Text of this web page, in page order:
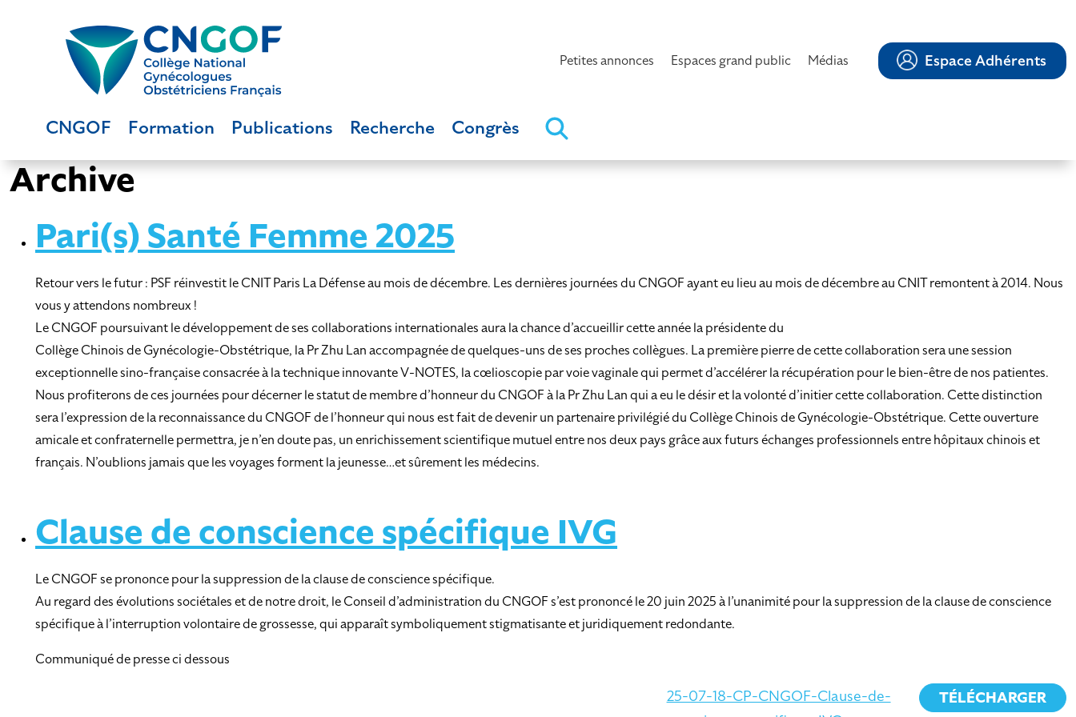
Petites annonces Espaces grand public Médias Espace Adhérents
CNGOF Formation Publications Recherche Congrès
Archive
Pari(s) Santé Femme 2025
Retour vers le futur : PSF réinvestit le CNIT Paris La Défense au mois de décembre. Les dernières journées du CNGOF ayant eu lieu au mois de décembre au CNIT remontent à 2014. Nous
vous y attendons nombreux !
Le CNGOF poursuivant le développement de ses collaborations internationales aura la chance d’accueillir cette année la présidente du
Collège Chinois de Gynécologie-Obstétrique, la Pr Zhu Lan accompagnée de quelques-uns de ses proches collègues. La première pierre de cette collaboration sera une session
exceptionnelle sino-française consacrée à la technique innovante V-NOTES, la cœlioscopie par voie vaginale qui permet d’accélérer la récupération pour le bien-être de nos patientes.
Nous profiterons de ces journées pour décerner le statut de membre d’honneur du CNGOF à la Pr Zhu Lan qui a eu le désir et la volonté d’initier cette collaboration. Cette distinction
sera l’expression de la reconnaissance du CNGOF de l’honneur qui nous est fait de devenir un partenaire privilégié du Collège Chinois de Gynécologie-Obstétrique. Cette ouverture
amicale et confraternelle permettra, je n’en doute pas, un enrichissement scientifique mutuel entre nos deux pays grâce aux futurs échanges professionnels entre hôpitaux chinois et
français. N’oublions jamais que les voyages forment la jeunesse…et sûrement les médecins.
Clause de conscience spécifique IVG
Le CNGOF se prononce pour la suppression de la clause de conscience spécifique.
Au regard des évolutions sociétales et de notre droit, le Conseil d’administration du CNGOF s’est prononcé le 20 juin 2025 à l’unanimité pour la suppression de la clause de conscience
spécifique à l’interruption volontaire de grossesse, qui apparaît symboliquement stigmatisante et juridiquement redondante.
Communiqué de presse ci dessous
25-07-18-CP-CNGOF-Clause-de-
TÉLÉCHARGER